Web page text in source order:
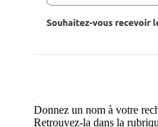
Donnez un nom à votre
Retrouvez-la dans la